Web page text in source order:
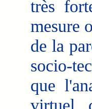
très
mesure
de la
socio-
que
virtuel